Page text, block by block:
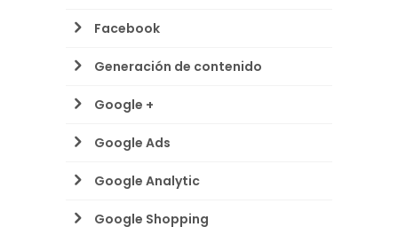
Facebook
Generación de contenido
Google +
Google Ads
Google Analytic
Google Shopping